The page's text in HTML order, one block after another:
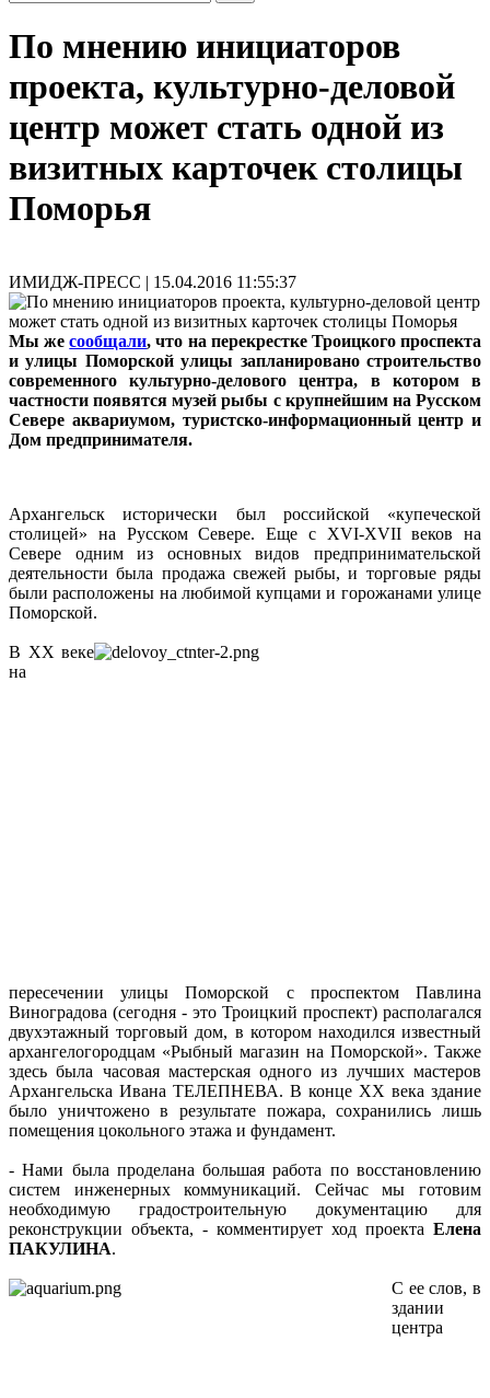
По мнению инициаторов
проекта, культурно-деловой
центр может стать одной из
визитных карточек столицы
Поморья
ИМИДЖ-ПРЕСС | 15.04.2016 11:55:37
Мы жесообщали, что на перекрестке Троицкого проспекта
и улицы Поморской улицы запланировано строительство
современного культурно-делового центра, в котором в
частности появятся музей рыбы с крупнейшим на Русском
Севере аквариумом, туристско-информационный центр и
Дом предпринимателя.
Архангельск исторически был российской «купеческой
столицей» на Русском Севере. Еще с XVI-XVII веков на
Севере одним из основных видов предпринимательской
деятельности была продажа свежей рыбы, и торговые ряды
были расположены на любимой купцами и горожанами улице
Поморской.
В XX веке
на
пересечении улицы Поморской с проспектом Павлина
Виноградова (сегодня - это Троицкий проспект) располагался
двухэтажный торговый дом, в котором находился известный
архангелогородцам «Рыбный магазин на Поморской». Также
здесь была часовая мастерская одного из лучших мастеров
Архангельска Ивана ТЕЛЕПНЕВА. В конце XX века здание
было уничтожено в результате пожара, сохранились лишь
помещения цокольного этажа и фундамент.
- Нами была проделана большая работа по восстановлению
систем инженерных коммуникаций. Сейчас мы готовим
необходимую градостроительную документацию для
реконструкции объекта, - комментирует ход проекта Елена
ПАКУЛИНА.
С ее слов, в
здании
центра